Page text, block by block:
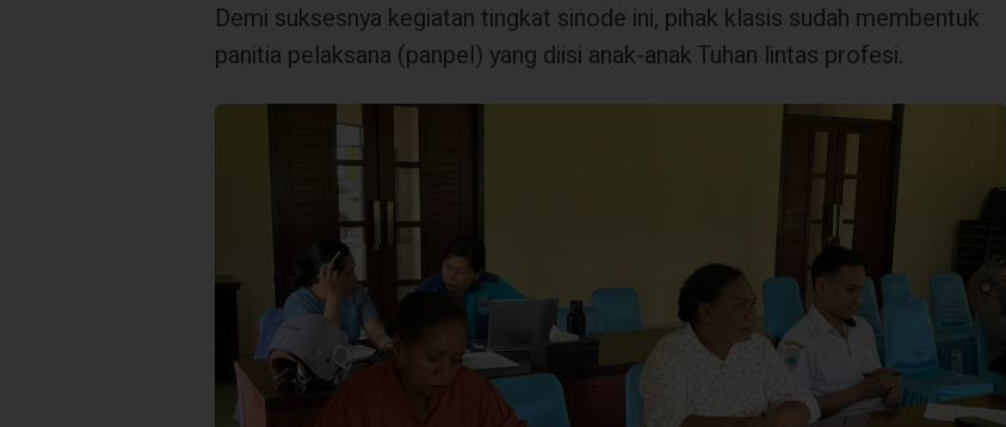
Demi suksesnya kegiatan tingkat sinode ini, pihak klasis sudah membentuk
panitia pelaksana (panpel) yang diisi anak-anak Tuhan lintas profesi.